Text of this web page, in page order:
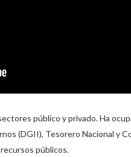
público y privado. Ha
(DGII), Tesorero Nacional y
públicos.